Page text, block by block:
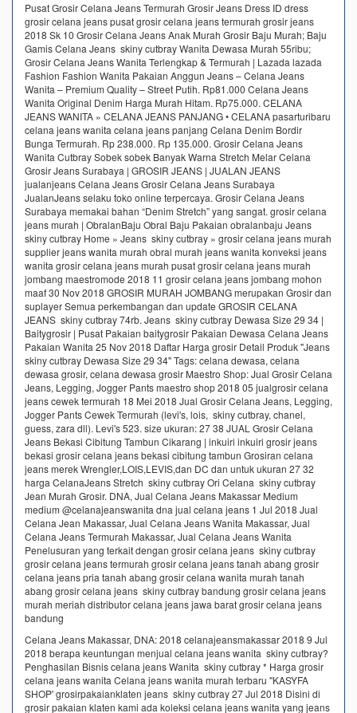
Pusat Grosir Celana Jeans Termurah Grosir Jeans Dress ID dress
grosir celana jeans pusat grosir celana jeans termurah grosir jeans
2018 Sk 10 Grosir Celana Jeans Anak Murah Grosir Baju Murah; Baju
Gamis Celana Jeans skiny cutbray Wanita Dewasa Murah 55ribu;
Grosir Celana Jeans Wanita Terlengkap & Termurah | Lazada lazada
Fashion Fashion Wanita Pakaian Anggun Jeans – Celana Jeans
Wanita – Premium Quality – Street Putih. Rp81.000 Celana Jeans
Wanita Original Denim Harga Murah Hitam. Rp75.000. CELANA
JEANS WANITA » CELANA JEANS PANJANG • CELANA pasarturibaru
celana jeans wanita celana jeans panjang Celana Denim Bordir
Bunga Termurah. Rp 238.000. Rp 135.000. Grosir Celana Jeans
Wanita Cutbray Sobek sobek Banyak Warna Stretch Melar Celana
Grosir Jeans Surabaya | GROSIR JEANS | JUALAN JEANS
jualanjeans Celana Jeans Grosir Celana Jeans Surabaya
JualanJeans selaku toko online terpercaya. Grosir Celana Jeans
Surabaya memakai bahan “Denim Stretch” yang sangat. grosir celana
jeans murah | ObralanBaju Obral Baju Pakaian obralanbaju Jeans
skiny cutbray Home » Jeans skiny cutbray » grosir celana jeans murah
supplier jeans wanita murah obral murah jeans wanita konveksi jeans
wanita grosir celana jeans murah pusat grosir celana jeans murah
jombang maestromode 2018 11 grosir celana jeans jombang mohon
maaf 30 Nov 2018 GROSIR MURAH JOMBANG merupakan Grosir dan
suplayer Semua perkembangan dan update GROSIR CELANA
JEANS skiny cutbray 74rb. Jeans skiny cutbray Dewasa Size 29 34 |
Baitygrosir | Pusat Pakaian baitygrosir Pakaian Dewasa Celana Jeans
Pakaian Wanita 25 Nov 2018 Daftar Harga grosir Detail Produk "Jeans
skiny cutbray Dewasa Size 29 34" Tags: celana dewasa, celana
dewasa grosir, celana dewasa grosir Maestro Shop: Jual Grosir Celana
Jeans, Legging, Jogger Pants maestro shop 2018 05 jualgrosir celana
jeans cewek termurah 18 Mei 2018 Jual Grosir Celana Jeans, Legging,
Jogger Pants Cewek Termurah (levi's, lois, skiny cutbray, chanel,
guess, zara dll). Levi's 523. size ukuran: 27 38 JUAL Grosir Celana
Jeans Bekasi Cibitung Tambun Cikarang | inkuiri inkuiri grosir jeans
bekasi grosir celana jeans bekasi cibitung tambun Grosiran celana
jeans merek Wrengler,LOIS,LEVIS,dan DC dan untuk ukuran 27 32
harga CelanaJeans Stretch skiny cutbray Ori Celana skiny cutbray
Jean Murah Grosir. DNA, Jual Celana Jeans Makassar Medium
medium @celanajeanswanita dna jual celana jeans 1 Jul 2018 Jual
Celana Jean Makassar, Jual Celana Jeans Wanita Makassar, Jual
Celana Jeans Termurah Makassar, Jual Celana Jeans Wanita
Penelusuran yang terkait dengan grosir celana jeans skiny cutbray
grosir celana jeans termurah grosir celana jeans tanah abang grosir
celana jeans pria tanah abang grosir celana wanita murah tanah
abang grosir celana jeans skiny cutbray bandung grosir celana jeans
murah meriah distributor celana jeans jawa barat grosir celana jeans
bandung
Celana Jeans Makassar, DNA: 2018 celanajeansmakassar 2018 9 Jul
2018 berapa keuntungan menjual celana jeans wanita skiny cutbray?
Penghasilan Bisnis celana jeans Wanita skiny cutbray * Harga grosir
celana jeans wanita Celana jeans wanita murah terbaru ''KASYFA
SHOP' grosirpakaianklaten jeans skiny cutbray 27 Jul 2018 Disini di
grosir pakaian klaten kami ada koleksi celana jeans wanita yang jeans